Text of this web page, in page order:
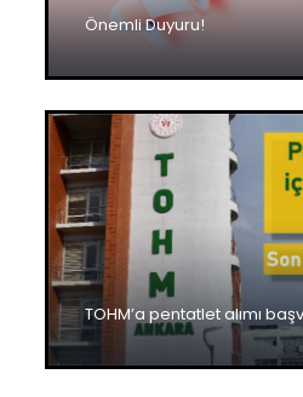
Önemli Duyuru!
TOHM’a pentatlet alımı